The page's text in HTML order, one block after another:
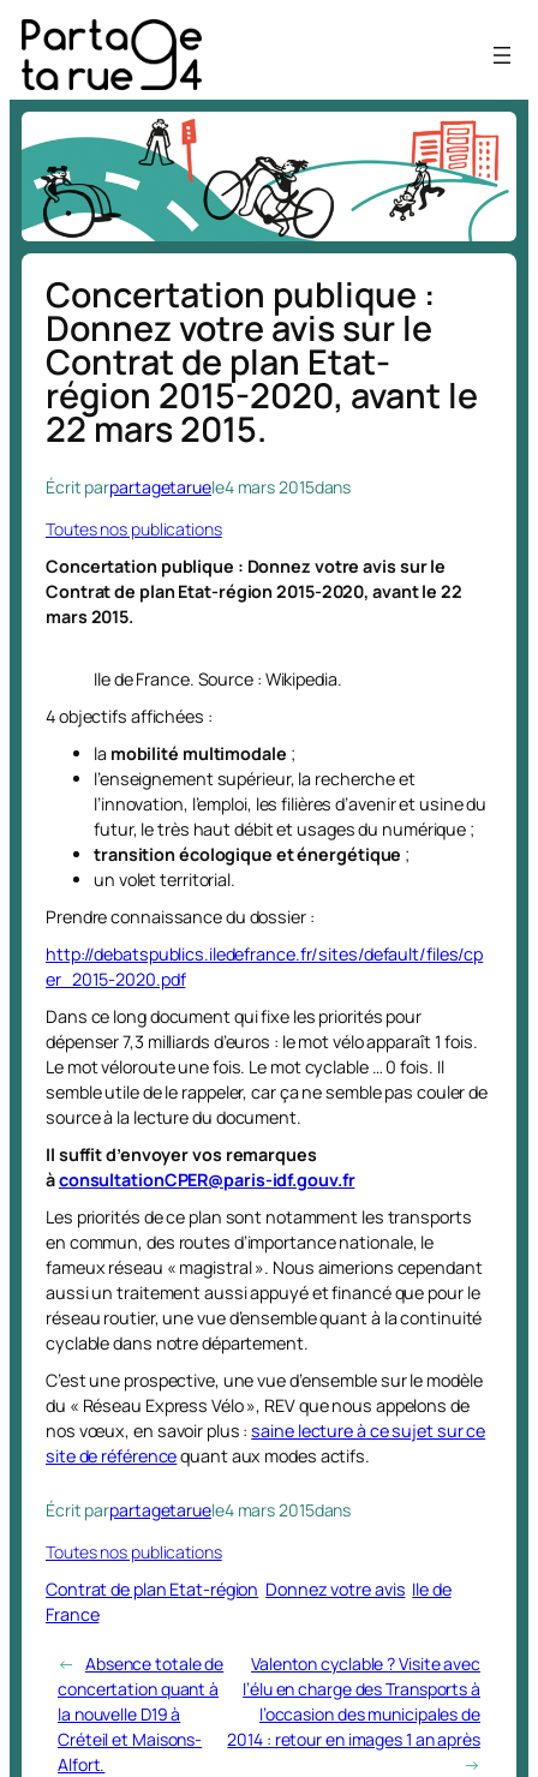
Aller
au
contenu
Concertation publique :
Donnez votre avis sur le
Contrat de plan Etat-
région 2015-2020, avant le
22 mars 2015.
Écrit parpartagetaruele4 mars 2015dans
Toutes nos publications
Concertation publique : Donnez votre avis sur le
Contrat de plan Etat-région 2015-2020, avant le 22
mars 2015.
Ile de France. Source : Wikipedia.
4 objectifs affichées :
la mobilité multimodale ;
l’enseignement supérieur, la recherche et
l’innovation, l’emploi, les filières d’avenir et usine du
futur, le très haut débit et usages du numérique ;
transition écologique et énergétique ;
un volet territorial.
Prendre connaissance du dossier :
http://debatspublics.iledefrance.fr/sites/default/files/cp
er_2015-2020.pdf
Dans ce long document qui fixe les priorités pour
dépenser 7,3 milliards d’euros : le mot vélo apparaît 1 fois.
Le mot véloroute une fois. Le mot cyclable … 0 fois. Il
semble utile de le rappeler, car ça ne semble pas couler de
source à la lecture du document.
Il suffit d’envoyer vos remarques
àconsultationCPER@paris-idf.gouv.fr
Les priorités de ce plan sont notamment les transports
en commun, des routes d’importance nationale, le
fameux réseau « magistral ». Nous aimerions cependant
aussi un traitement aussi appuyé et financé que pour le
réseau routier, une vue d’ensemble quant à la continuité
cyclable dans notre département.
C’est une prospective, une vue d’ensemble sur le modèle
du « Réseau Express Vélo », REV que nous appelons de
nos vœux, en savoir plus :saine lecture à ce sujet sur ce
site de référencequant aux modes actifs.
Écrit parpartagetaruele4 mars 2015dans
Toutes nos publications
Contrat de plan Etat-région Donnez votre avis Ile de
France
← Absence totale de
concertation quant à
la nouvelle D19 à
Créteil et Maisons-
Alfort.
Valenton cyclable ? Visite avec
l’élu en charge des Transports à
l’occasion des municipales de
2014 : retour en images 1 an après
→